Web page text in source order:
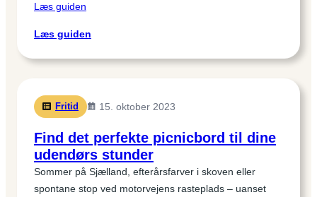
Læs guiden
Læs guiden
Skarpe
ethvert
Fritid 15. oktober 2023
Find det perfekte picnicbord til dine
udendørs stunder
Sommer på Sjælland, efterårsfarver i skoven eller
spontane stop ved motorvejens rasteplads – uanset